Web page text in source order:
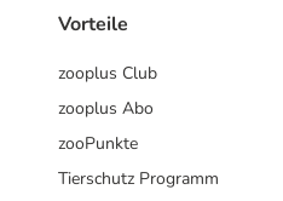
Vorteile
zooplus Club
zooplus Abo
zooPunkte
Tierschutz Programm